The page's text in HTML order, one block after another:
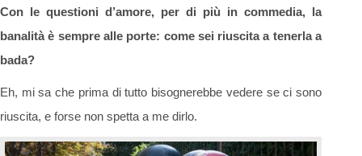
Con le questioni d’amore, per di più in commedia, la
banalità è sempre alle porte: come sei riuscita a tenerla a
bada?
Eh, mi sa che prima di tutto bisognerebbe vedere se ci sono
riuscita, e forse non spetta a me dirlo.